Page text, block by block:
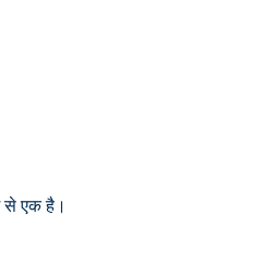
से एक है।